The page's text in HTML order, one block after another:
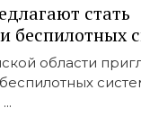
cтать
бeспилотных
области